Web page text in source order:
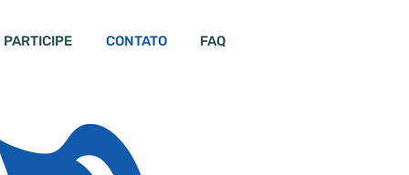
PARTICIPE CONTATO FAQ